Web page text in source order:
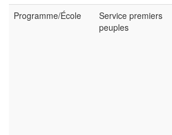
Programme/École
Service premiers
peuples